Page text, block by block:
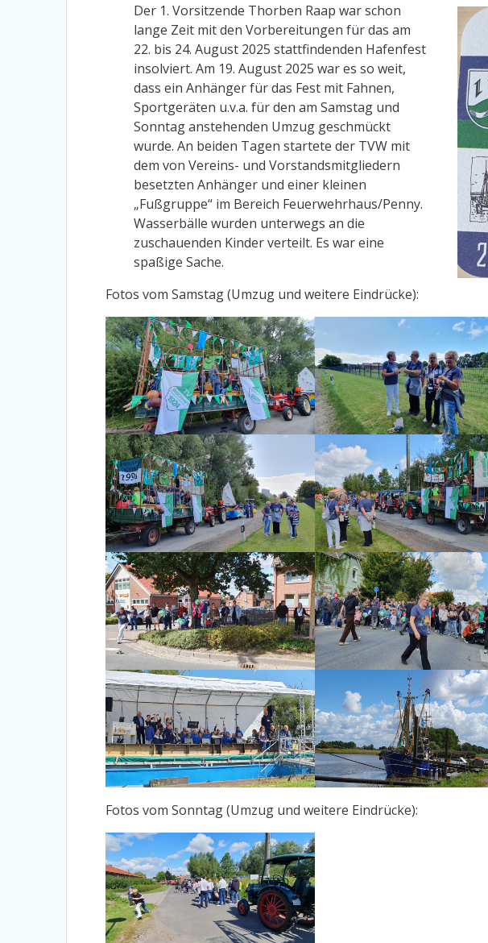
Der 1. Vorsitzende Thorben Raap war schon
lange Zeit mit den Vorbereitungen für das am
22. bis 24. August 2025 stattfindenden Hafenfest
insolviert. Am 19. August 2025 war es so weit,
dass ein Anhänger für das Fest mit Fahnen,
Sportgeräten u.v.a. für den am Samstag und
Sonntag anstehenden Umzug geschmückt
wurde. An beiden Tagen startete der TVW mit
dem von Vereins- und Vorstandsmitgliedern
besetzten Anhänger und einer kleinen
„Fußgruppe“ im Bereich Feuerwehrhaus/Penny.
Wasserbälle wurden unterwegs an die
zuschauenden Kinder verteilt. Es war eine
spaßige Sache.
Fotos vom Samstag (Umzug und weitere Eindrücke):
Fotos vom Sonntag (Umzug und weitere Eindrücke):